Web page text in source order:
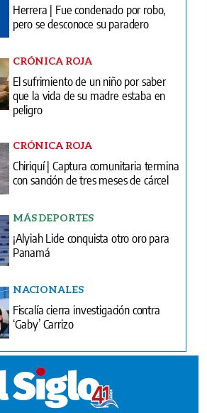
Herrera | Fue condenado por robo,
pero se desconoce su paradero
CRÓNICA ROJA
El sufrimiento de un niño por saber
que la vida de su madre estaba en
peligro
CRÓNICA ROJA
Chiriquí | Captura comunitaria termina
con sanción de tres meses de cárcel
MÁS DEPORTES
¡Alyiah Lide conquista otro oro para
Panamá
NACIONALES
Fiscalía cierra investigación contra
‘Gaby’ Carrizo